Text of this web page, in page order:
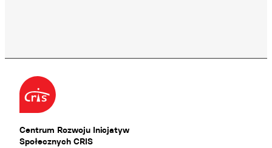
Centrum Rozwoju Inicjatyw
Społecznych CRIS